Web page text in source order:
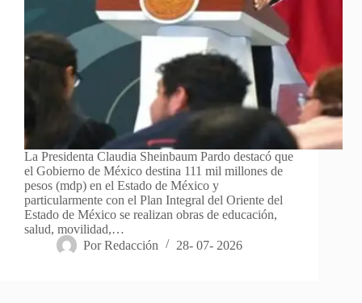
La Presidenta Claudia Sheinbaum Pardo destacó que
el Gobierno de México destina 111 mil millones de
pesos (mdp) en el Estado de México y
particularmente con el Plan Integral del Oriente del
Estado de México se realizan obras de educación,
salud, movilidad,…
Por Redacción 28- 07- 2026